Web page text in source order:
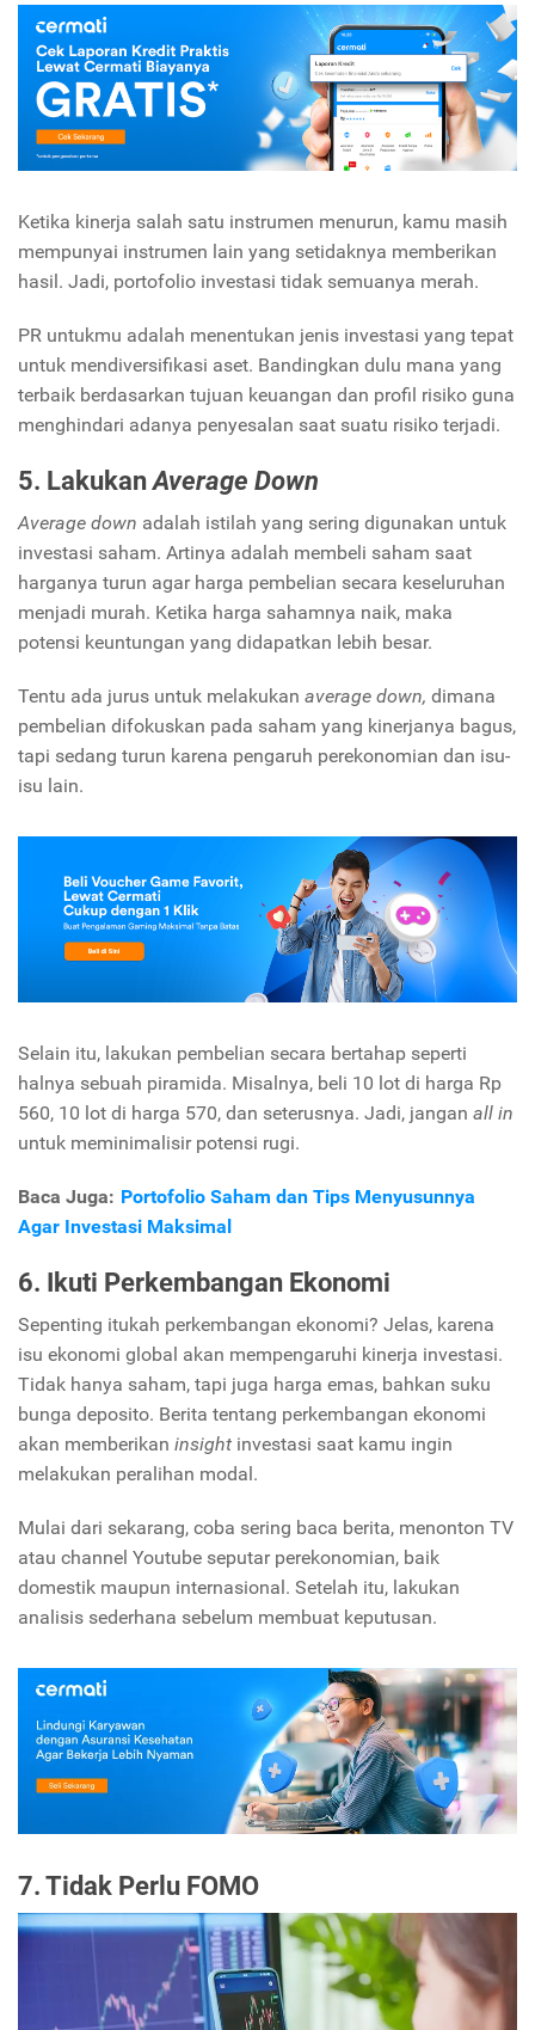
Ketika kinerja salah satu instrumen menurun, kamu masih
mempunyai instrumen lain yang setidaknya memberikan
hasil. Jadi, portofolio investasi tidak semuanya merah.
PR untukmu adalah menentukan jenis investasi yang tepat
untuk mendiversifikasi aset. Bandingkan dulu mana yang
terbaik berdasarkan tujuan keuangan dan profil risiko guna
menghindari adanya penyesalan saat suatu risiko terjadi.
5. LakukanAverage Down
Average down adalah istilah yang sering digunakan untuk
investasi saham. Artinya adalah membeli saham saat
harganya turun agar harga pembelian secara keseluruhan
menjadi murah. Ketika harga sahamnya naik, maka
potensi keuntungan yang didapatkan lebih besar.
Tentu ada jurus untuk melakukan average down, dimana
pembelian difokuskan pada saham yang kinerjanya bagus,
tapi sedang turun karena pengaruh perekonomian dan isu-
isu lain.
Selain itu, lakukan pembelian secara bertahap seperti
halnya sebuah piramida. Misalnya, beli 10 lot di harga Rp
560, 10 lot di harga 570, dan seterusnya. Jadi, jangan all in
untuk meminimalisir potensi rugi.
Baca Juga: Portofolio Saham dan Tips Menyusunnya
Agar Investasi Maksimal
6. Ikuti Perkembangan Ekonomi
Sepenting itukah perkembangan ekonomi? Jelas, karena
isu ekonomi global akan mempengaruhi kinerja investasi.
Tidak hanya saham, tapi juga harga emas, bahkan suku
bunga deposito. Berita tentang perkembangan ekonomi
akan memberikan insight investasi saat kamu ingin
melakukan peralihan modal.
Mulai dari sekarang, coba sering baca berita, menonton TV
atau channel Youtube seputar perekonomian, baik
domestik maupun internasional. Setelah itu, lakukan
analisis sederhana sebelum membuat keputusan.
7. Tidak Perlu FOMO